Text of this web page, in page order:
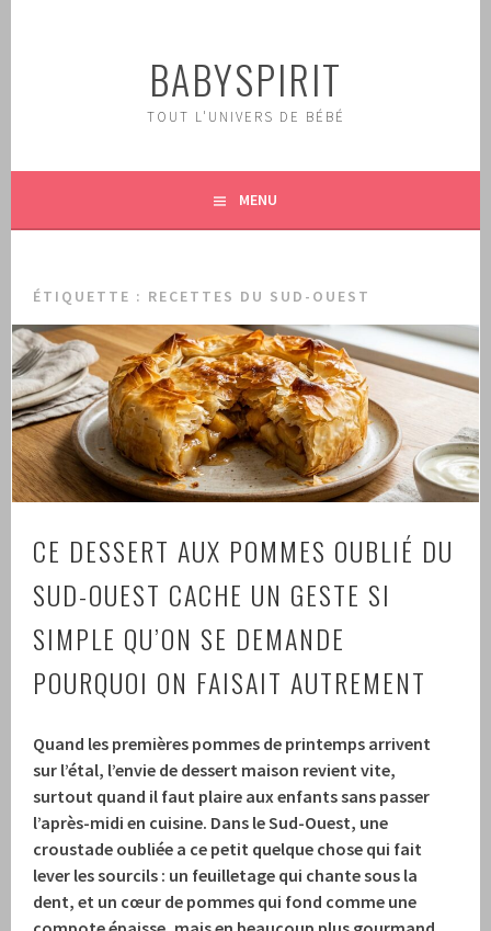
BABYSPIRIT
TOUT L'UNIVERS DE BÉBÉ
MENU
ÉTIQUETTE : RECETTES DU SUD-OUEST
CE DESSERT AUX POMMES OUBLIÉ DU
SUD-OUEST CACHE UN GESTE SI
SIMPLE QU’ON SE DEMANDE
POURQUOI ON FAISAIT AUTREMENT
Quand les premières pommes de printemps arrivent
sur l’étal, l’envie de dessert maison revient vite,
surtout quand il faut plaire aux enfants sans passer
l’après-midi en cuisine. Dans le Sud-Ouest, une
croustade oubliée a ce petit quelque chose qui fait
lever les sourcils : un feuilletage qui chante sous la
dent, et un cœur de pommes qui fond comme une